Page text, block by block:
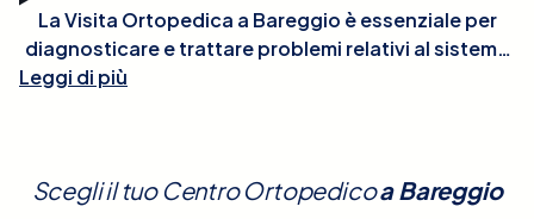
La Visita Ortopedica a Bareggio è essenziale per
diagnosticare e trattare problemi relativi al sistema
muscolo-scheletrico, come fratture, distorsioni,
fisico dettagliato, potrebbe richiedere radiografie o
Leggi di più
Scegli il tuo Centro Ortopedicoa Bareggio